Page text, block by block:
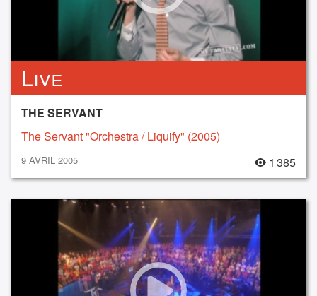
Live
THE SERVANT
The Servant "Orchestra / Liquify" (2005)
9 AVRIL 2005 1 385